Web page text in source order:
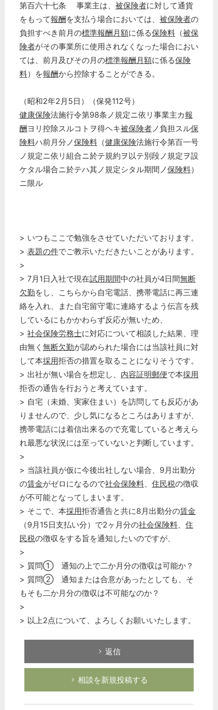
第百六十七条 事業主は、 被保険者に対して通貨
をもって報酬を支払う場合においては、 被保険者の
負担すべき前月の標準報酬月額に係る保険料 （被保
険者がその事業所に使用されなくなった場合におい
ては、前月及びその月の標準報酬月額に係る保険
料）を報酬から控除することができる。
（昭和2年2月5日）（保発112号）
健康保険法施行令第98条ノ規定ニ依リ事業主カ報
酬ヨリ控除スルコトヲ得ヘキ被保険者ノ負担スル保
険料ハ前月分ノ保険料 （健康保険法施行令第百一号
ノ規定ニ依リ組合ニ於テ規約ヲ以テ別段ノ規定ヲ設
ケタル場合ニ於テハ其ノ規定シタル期間ノ保険料）
ニ限ル
> いつもここで勉強をさせていただいております。
> 表題の件でご教示いただきたいことがあります。
>
> 7月1日入社で現在試用期間中の社員が4日間無断
欠勤をし、こちらから自宅電話、携帯電話に再三連
絡を入れ、また自宅留守電に連絡するよう伝言を残
しているにもかかわらず反応が無いため、
> 社会保険労務士に対応について相談した結果、理
由無く 無断欠勤が認められた場合には当該社員に対
して本採用拒否の措置を取ることになりそうです。
> 出社が無い場合を想定し、 内容証明郵便で本採用
拒否の通告を行おうと考えています。
> 自宅（未婚、実家住まい）を訪問しても反応があ
りませんので、少し気になるところはありますが、
携帯電話には着信出来るので充電していると考えら
れ最悪な状況には至っていないと判断しています。
>
> 当該社員が仮に今後出社しない場合、9月出勤分
の賃金がゼロになるので社会保険料、 住民税の徴収
が不可能となってしまいます。
> そこで、本採用拒否通告と共に8月出勤分の賃金
（9月15日支払い分）で2ヶ月分の社会保険料、 住
民税の徴収をする旨を通知したいのですが、
>
> 質問① 通知の上で二か月分の徴収は可能か？
> 質問② 通知または合意があったとしても、そ
もそも二か月分の徴収は不可能なのか？
>
> 以上2点について、よろしくお願いいたします。
返信
相談を新規投稿する